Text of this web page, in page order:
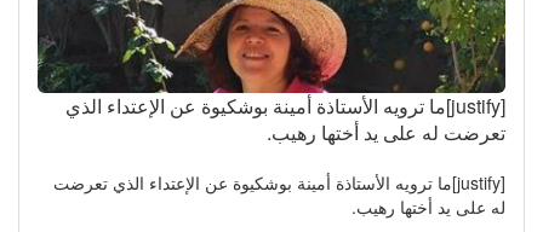
[justify]ما ترويه الأستاذة أمينة بوشكيوة عن الإعتداء الذي
تعرضت له على يد أختها رهيب.
[justify]ما ترويه الأستاذة أمينة بوشكيوة عن الإعتداء الذي تعرضت
له على يد أختها رهيب.